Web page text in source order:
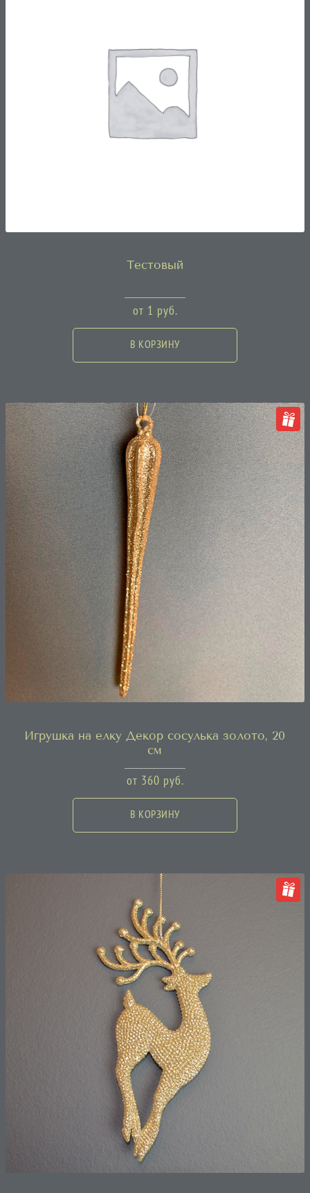
Тестовый
от 1 руб.
В КОРЗИНУ
Игрушка на елку Декор сосулька золото, 20
см
от 360 руб.
В КОРЗИНУ